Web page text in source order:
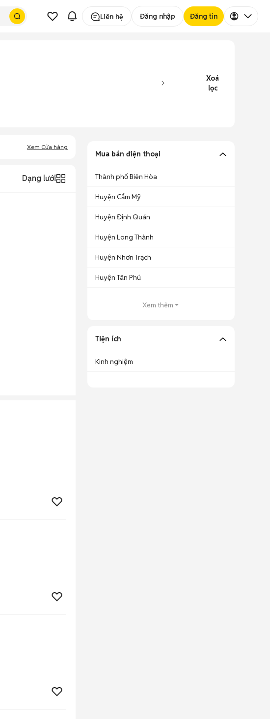
Liên hệ Đăng nhập Đăng tin
Xoá
lọc
Xem Cửa hàng
Dạng lưới
Mua bán điện thoại
Thành phố Biên Hòa
Huyện Cẩm Mỹ
Huyện Định Quán
Huyện Long Thành
Huyện Nhơn Trạch
Huyện Tân Phú
Xem thêm
Tiện ích
Kinh nghiệm